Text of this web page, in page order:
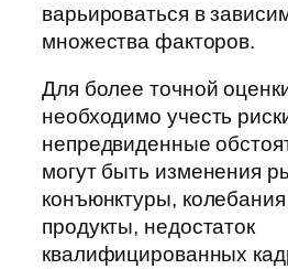
варьироваться в
множества факторов.
Для более точной
необходимо учесть
непредвиденные
могут быть изменения
конъюнктуры,
продукты, недостаток
квалифицированных